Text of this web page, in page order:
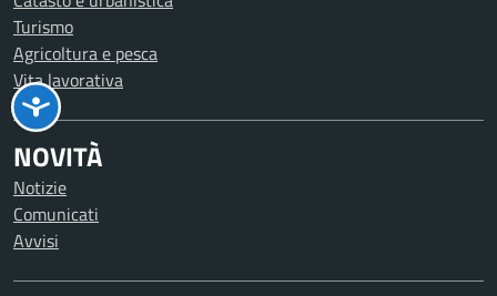
Turismo
Agricoltura e pesca
Vita lavorativa
NOVITÀ
Notizie
Comunicati
Avvisi